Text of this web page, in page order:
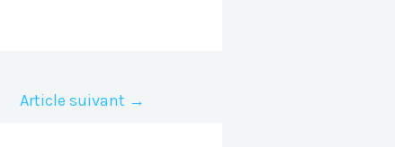
Article suivant →